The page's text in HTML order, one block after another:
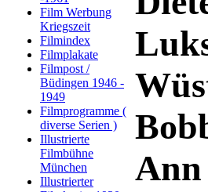
Film Werbung
Kriegszeit
Filmindex
Filmplakate
Filmpost /
Büdingen 1946 -
1949
Filmprogramme (
diverse Serien )
Illustrierte
Filmbühne
München
Illustrierter
Ann